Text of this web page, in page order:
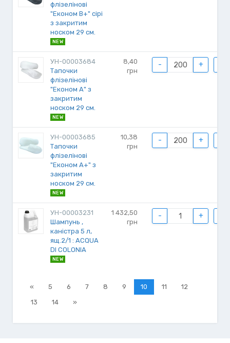
флізелінові
"Економ B+" сірі
з закритим
носком 29 см.
NEW
УН-00003684
Тапочки
флізелінові
"Економ А" з
закритим
носком 29 см.
NEW
8,40
грн
- +
УН-00003685
Тапочки
флізелінові
"Економ А+" з
закритим
носком 29 см.
NEW
10,38
грн
- +
УН-00003231
Шампунь ,
каністра 5 л,
ящ.2/1 : ACQUA
DI COLONIA
NEW
1 432,50
грн
- +
« 5 6 7 8 9 10 11
12
13
14 »